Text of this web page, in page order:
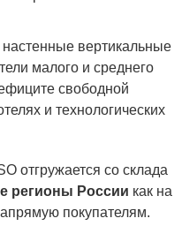
вертикальные
малого и среднего
свободной
и технологических
отгружается со склада
регионы России как на
покупателям.